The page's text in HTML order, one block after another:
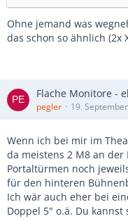
Ohne jemand was
das schon so ähnlich (2x
Flache Monitore -
pegler 19.
Wenn ich bei mir im
da meistens 2 M8 an
Portaltürmen noch
für den hinteren
Ich wär auch eher bei
Doppel 5" o.ä. Du